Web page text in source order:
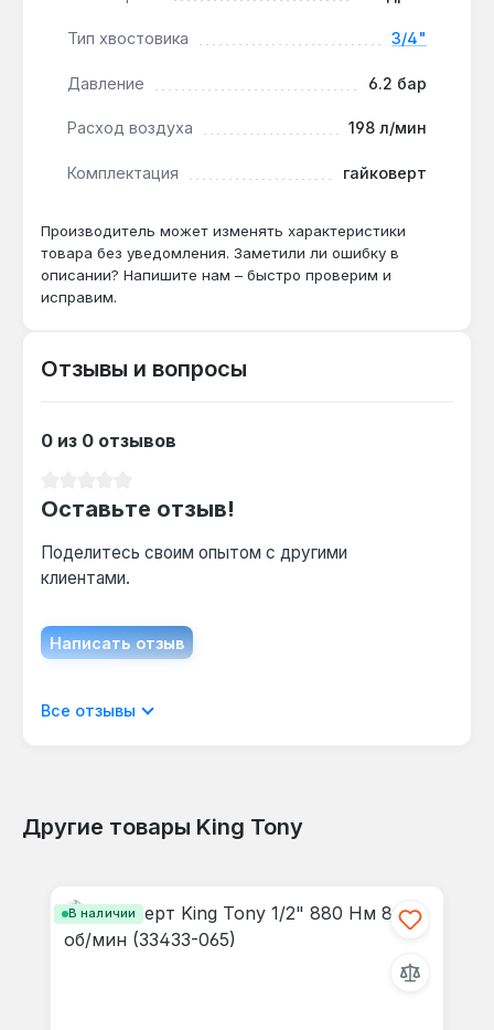
Подходит ли для работы с колесами
Да — крутящий момент 1085 Нм и квадрат
3/4 дюйма обеспечивают затяжку гаек колес
дополнительного усилия.
Какой компрессор нужен для работы?
Достаточно компрессора с
производительностью от 200 л/мин и
рынке Украины.
Тип хвостовика 3/4"
Давление 6.2 бар
Расход воздуха 198 л/мин
Комплектация гайковерт
Производитель может изменять характеристики
товара без уведомления. Заметили ли ошибку в
описании? Напишите нам – быстро проверим и
исправим.
Отзывы и вопросы
0 из 0 отзывов
Оставьте отзыв!
Поделитесь своим опытом с другими
клиентами.
Написать отзыв
Отображать отзывы только на текущем
Все отзывы
Другие товары King Tony
В наличии